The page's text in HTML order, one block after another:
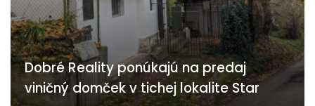
Dobré Reality ponúkajú na predaj
viničný domček v tichej lokalite Star